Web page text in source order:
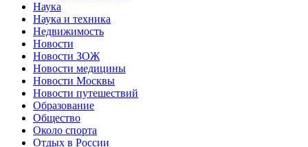
Наука
Наука и техника
Недвижимость
Новости
Новости ЗОЖ
Новости медицины
Новости Москвы
Новости путешествий
Образование
Общество
Около спорта
Отдых в России